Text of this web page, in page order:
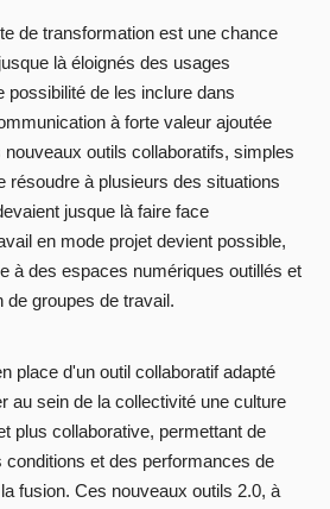
de transformation est une chance
là éloignés des usages
possibilité de les inclure dans
à forte valeur ajoutée
outils collaboratifs, simples
résoudre à plusieurs des situations
jusque là faire face
en mode projet devient possible,
à des espaces numériques outillés et
de groupes de travail.
place d'un outil collaboratif adapté
au sein de la collectivité une culture
plus collaborative, permettant de
conditions et des performances de
fusion. Ces nouveaux outils 2.0, à